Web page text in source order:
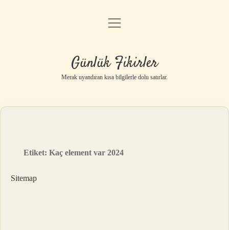
Anasayfa
Yasal Uyarı
menüyü
Günlük Fikirler
Merak uyandıran kısa bilgilerle dolu satırlar.
Etiket:Kaç element var 2024
Sitemap